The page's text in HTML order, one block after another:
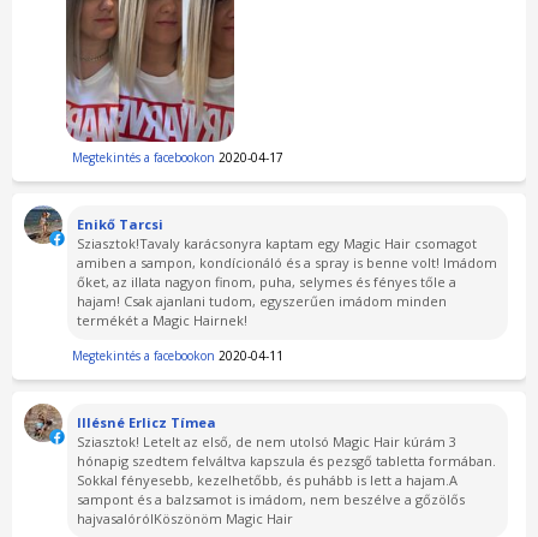
Megtekintés a facebookon 2020-04-17
Enikő Tarcsi
Sziasztok!Tavaly karácsonyra kaptam egy Magic Hair csomagot
amiben a sampon, kondícionáló és a spray is benne volt! Imádom
őket, az illata nagyon finom, puha, selymes és fényes tőle a
hajam! Csak ajanlani tudom, egyszerűen imádom minden
termékét a Magic Hairnek!
Megtekintés a facebookon 2020-04-11
Illésné Erlicz Tímea
Sziasztok! Letelt az első, de nem utolsó Magic Hair kúrám 3
hónapig szedtem felváltva kapszula és pezsgő tabletta formában.
Sokkal fényesebb, kezelhetőbb, és puhább is lett a hajam.A
sampont és a balzsamot is imádom, nem beszélve a gőzölős
hajvasalórólKöszönöm Magic Hair